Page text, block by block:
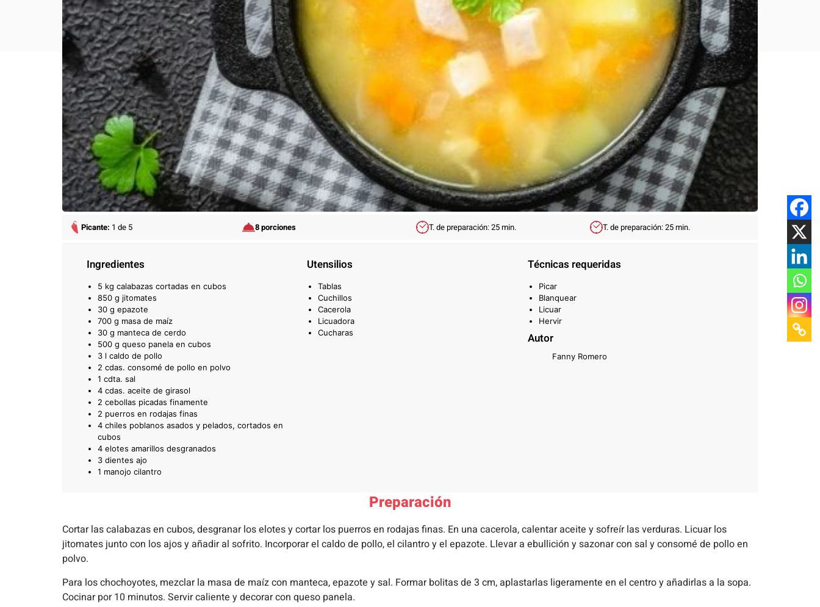
Picante: 1 de 5 8 porciones T. de preparación:25 min. T. de preparación:25 min.
Ingredientes
5 kg calabazas cortadas en cubos
850 g jitomates
30 g epazote
700 g masa de maíz
30 g manteca de cerdo
500 g queso panela en cubos
3 l caldo de pollo
2 cdas. consomé de pollo en polvo
1 cdta. sal
4 cdas. aceite de girasol
2 cebollas picadas finamente
2 puerros en rodajas finas
4 chiles poblanos asados y pelados, cortados en
cubos
4 elotes amarillos desgranados
3 dientes ajo
1 manojo cilantro
Utensilios
Tablas
Cuchillos
Cacerola
Licuadora
Cucharas
Técnicas requeridas
Picar
Blanquear
Licuar
Hervir
Autor
Fanny Romero
Preparación
Cortar las calabazas en cubos, desgranar los elotes y cortar los puerros en rodajas finas. En una cacerola, calentar aceite y sofreír las verduras. Licuar los
jitomates junto con los ajos y añadir al sofrito. Incorporar el caldo de pollo, el cilantro y el epazote. Llevar a ebullición y sazonar con sal y consomé de pollo en
polvo.
Para los chochoyotes, mezclar la masa de maíz con manteca, epazote y sal. Formar bolitas de 3 cm, aplastarlas ligeramente en el centro y añadirlas a la sopa.
Cocinar por 10 minutos. Servir caliente y decorar con queso panela.